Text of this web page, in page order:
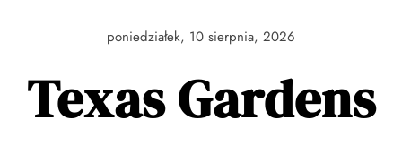
poniedziałek, 10 sierpnia, 2026
Texas Gardens